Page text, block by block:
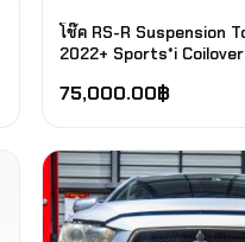
โช๊ค RS-R Suspension
2022+ Sports*i
75,000.00฿